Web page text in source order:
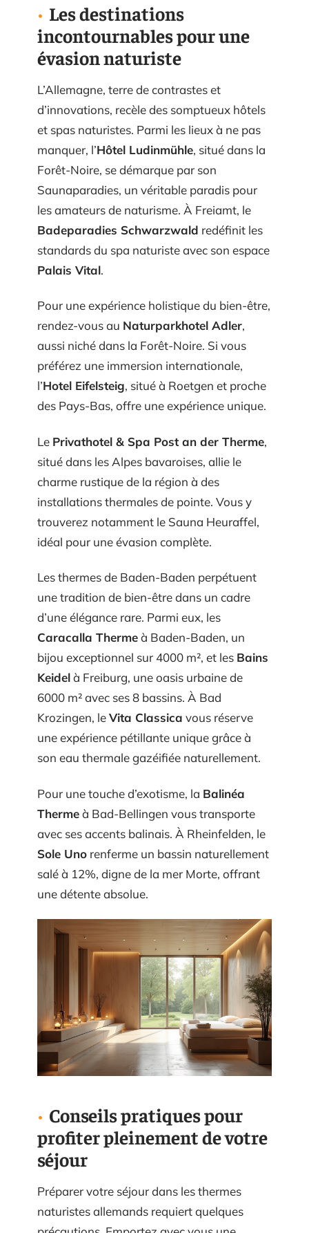
Les destinations
incontournables pour une
évasion naturiste
L’Allemagne, terre de contrastes et
d’innovations, recèle des somptueux hôtels
et spas naturistes. Parmi les lieux à ne pas
manquer, l’Hôtel Ludinmühle, situé dans la
Forêt-Noire, se démarque par son
Saunaparadies, un véritable paradis pour
les amateurs de naturisme. À Freiamt, le
Badeparadies Schwarzwald redéfinit les
standards du spa naturiste avec son espace
Palais Vital.
Pour une expérience holistique du bien-être,
rendez-vous au Naturparkhotel Adler,
aussi niché dans la Forêt-Noire. Si vous
préférez une immersion internationale,
l’Hotel Eifelsteig, situé à Roetgen et proche
des Pays-Bas, offre une expérience unique.
Le Privathotel & Spa Post an der Therme,
situé dans les Alpes bavaroises, allie le
charme rustique de la région à des
installations thermales de pointe. Vous y
trouverez notamment le Sauna Heuraffel,
idéal pour une évasion complète.
Les thermes de Baden-Baden perpétuent
une tradition de bien-être dans un cadre
d’une élégance rare. Parmi eux, les
Caracalla Thermeà Baden-Baden, un
bijou exceptionnel sur 4000 m², et les Bains
Keidelà Freiburg, une oasis urbaine de
6000 m² avec ses 8 bassins. À Bad
Krozingen, leVita Classica vous réserve
une expérience pétillante unique grâce à
son eau thermale gazéifiée naturellement.
Pour une touche d’exotisme, la Balinéa
Thermeà Bad-Bellingen vous transporte
avec ses accents balinais. À Rheinfelden, le
Sole Uno renferme un bassin naturellement
salé à 12%, digne de la mer Morte, offrant
une détente absolue.
Conseils pratiques pour
profiter pleinement de votre
séjour
Préparer votre séjour dans les thermes
naturistes allemands requiert quelques